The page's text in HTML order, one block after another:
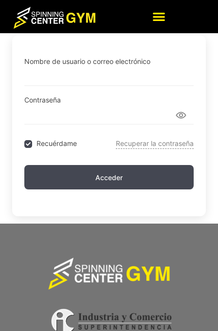
Sign In
Nombre de usuario o correo electrónico
Contraseña
Recuérdame Recuperar la contraseña
Acceder